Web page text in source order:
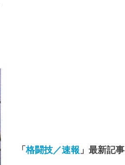
「格闘技／速報 」最新記事